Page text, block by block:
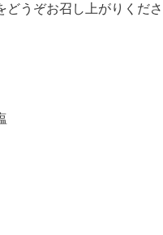
どうぞお召し上がりくださ